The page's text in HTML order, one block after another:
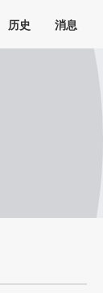
历史 消息